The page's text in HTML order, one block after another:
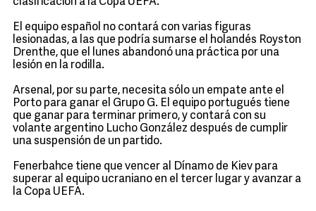
El equipo español no contará con varias figuras
lesionadas, a las que podría sumarse el holandés Royston
Drenthe, que el lunes abandonó una práctica por una
lesión en la rodilla.
Arsenal, por su parte, necesita sólo un empate ante el
Porto para ganar el Grupo G. El equipo portugués tiene
que ganar para terminar primero, y contará con su
volante argentino Lucho González después de cumplir
una suspensión de un partido.
Fenerbahce tiene que vencer al Dínamo de Kiev para
superar al equipo ucraniano en el tercer lugar y avanzar a
la Copa UEFA.